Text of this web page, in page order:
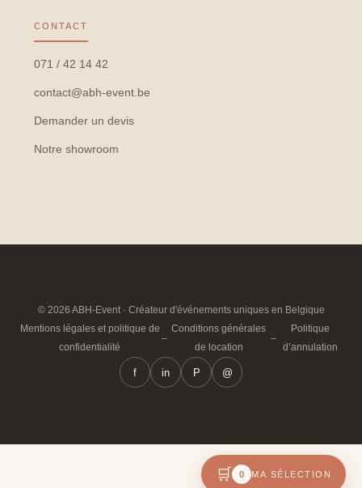
CONTACT
071 / 42 14 42
contact@abh-event.be
Demander un devis
Notre showroom
© 2026 ABH-Event · Créateur d'événements uniques en Belgique
Mentions légales et politique de
confidentialité
–
Conditions générales
de location
–
Politique
d’annulation
f in P @
🛒 0 MA SÉLECTION